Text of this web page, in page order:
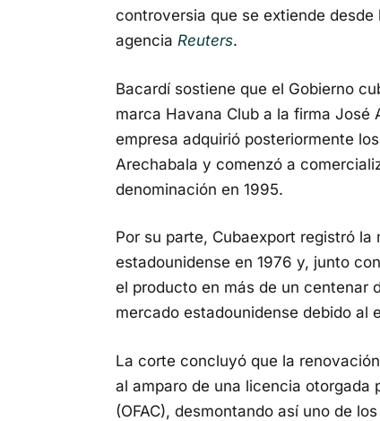
controversia que se extiende
agencia Reuters.
Bacardí sostiene que el Gobierno
marca Havana Club a la firma José
empresa adquirió posteriormente
Arechabala y comenzó a
denominación en 1995.
Por su parte, Cubaexport registró
estadounidense en 1976 y, junto
el producto en más de un centenar
mercado estadounidense debido al
La corte concluyó que la
al amparo de una licencia otorgada
(OFAC), desmontando así uno de